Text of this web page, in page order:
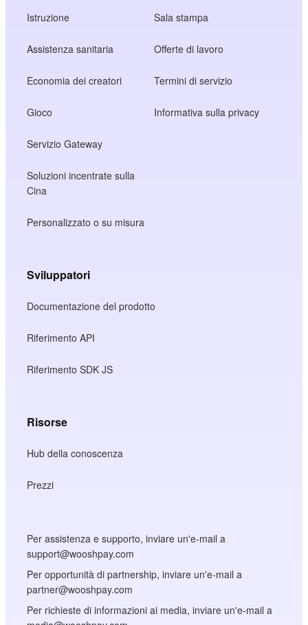
Istruzione
Assistenza sanitaria
Economia dei creatori
Gioco
Servizio Gateway
Soluzioni incentrate sulla
Cina
Personalizzato o su misura
Sala stampa
Offerte di lavoro
Termini di servizio
Informativa sulla privacy
Sviluppatori
Documentazione del prodotto
Riferimento API
Riferimento SDK JS
Risorse
Hub della conoscenza
Prezzi
Per assistenza e supporto, inviare un'e-mail a
support@wooshpay.com
Per opportunità di partnership, inviare un'e-mail a
partner@wooshpay.com
Per richieste di informazioni ai media, inviare un'e-mail a